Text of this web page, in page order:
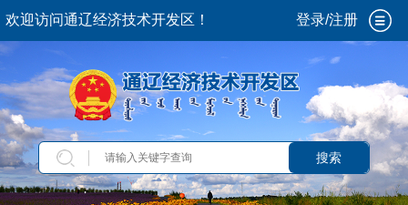
欢迎访问通辽经济技术开发区！ 登录/注册
搜索